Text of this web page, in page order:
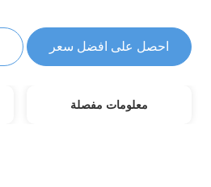
احصل على افضل سعر
معلومات مفصلة